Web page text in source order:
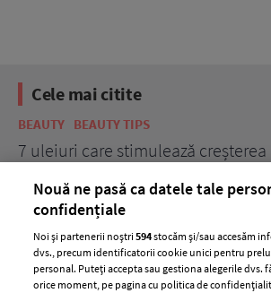
Cele mai citite
BEAUTY BEAUTY TIPS
7 uleiuri care stimulează
Nouă ne pasă ca datele tale
confidențiale
Noi și partenerii noștri594stocăm și/sau accesăm
dvs., precum identificatorii cookie unici pentru
personal. Puteți accepta sau gestiona alegerile dvs.
orice moment, pe pagina cu politica de